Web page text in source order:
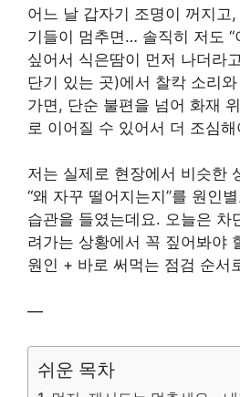
어느 날 갑자기 조명이 꺼지고
기들이 멈추면… 솔직히 저도 “
싶어서 식은땀이 먼저 나더라
단기 있는 곳)에서 찰칵 소리
가면, 단순 불편을 넘어 화재
로 이어질 수 있어서 더 조심
저는 실제로 현장에서 비슷한
“왜 자꾸 떨어지는지”를 원인
습관을 들였는데요. 오늘은 차
려가는 상황에서 꼭 짚어봐야
원인 + 바로 써먹는 점검 순서
—
쉬운 목차